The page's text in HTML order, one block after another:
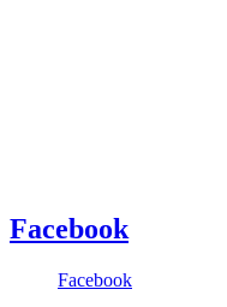
Facebook
Facebook